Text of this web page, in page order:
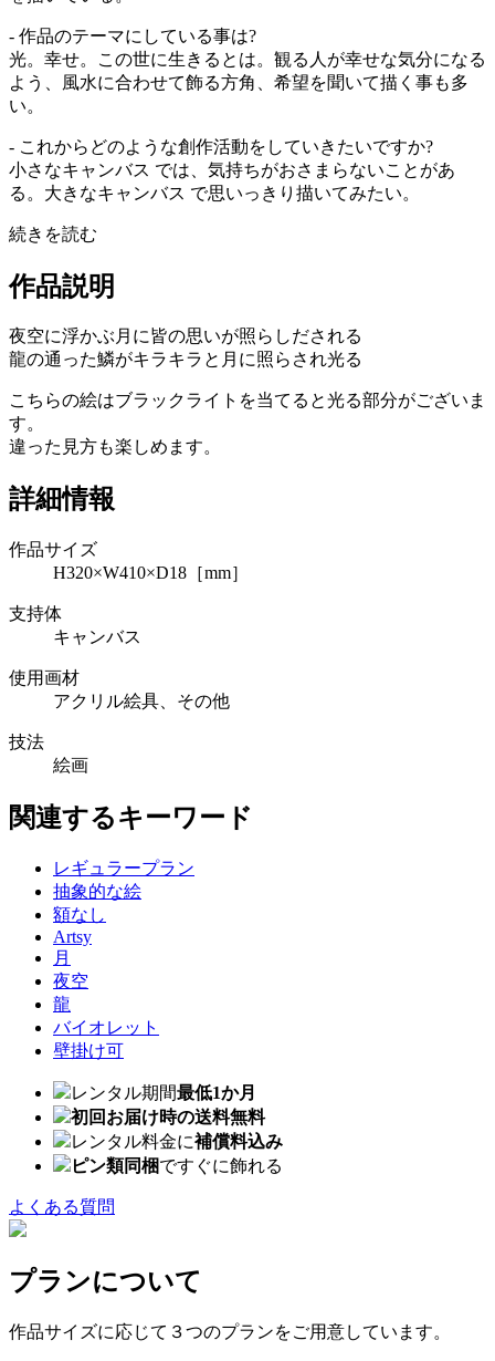
- 作品のテーマにしている事は?
光。幸せ。この世に生きるとは。観る人が幸せな気分になる
よう、風水に合わせて飾る方角、希望を聞いて描く事も多
い。
- これからどのような創作活動をしていきたいですか?
小さなキャンバス では、気持ちがおさまらないことがあ
る。大きなキャンバス で思いっきり描いてみたい。
続きを読む
作品説明
夜空に浮かぶ月に皆の思いが照らしだされる
龍の通った鱗がキラキラと月に照らされ光る
こちらの絵はブラックライトを当てると光る部分がございま
す。
違った見方も楽しめます。
詳細情報
作品サイズ
H320×W410×D18［mm］
支持体
キャンバス
使用画材
アクリル絵具、その他
技法
絵画
関連するキーワード
レギュラープラン
抽象的な絵
額なし
Artsy
月
夜空
龍
バイオレット
壁掛け可
レンタル期間最低1か月
初回お届け時の送料無料
レンタル料金に補償料込み
ピン類同梱ですぐに飾れる
よくある質問
プランについて
作品サイズに応じて３つのプランをご用意しています。